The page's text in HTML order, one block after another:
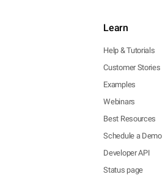
Learn
Help & Tutorials
Customer Stories
Examples
Webinars
Best Resources
Schedule a Demo
Developer API
Status page